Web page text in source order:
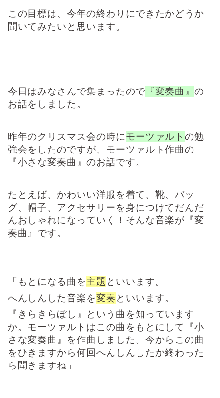
この目標は、今年の終わりにできたかどうか
聞いてみたいと思います。
今日はみなさんで集まったので 『変奏曲』 の
お話をしました。
昨年のクリスマス会の時にモーツァルト の勉
強会をしたのですが、モーツァルト作曲の
『小さな変奏曲』のお話です。
たとえば、かわいい洋服を着て、靴、バッ
グ、帽子、アクセサリーを身につけてだんだ
んおしゃれになっていく！そんな音楽が『変
奏曲』です。
「もとになる曲を主題 といいます。
へんしんした音楽を変奏 といいます。
『きらきらぼし』という曲を知っています
か。モーツァルトはこの曲をもとにして『小
さな変奏曲』を作曲しました。今からこの曲
をひきますから何回へんしんしたか終わった
ら聞きますね」